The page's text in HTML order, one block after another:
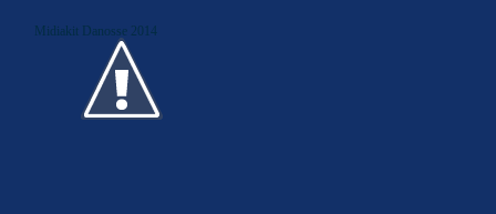
Midiakit Danosse 2014